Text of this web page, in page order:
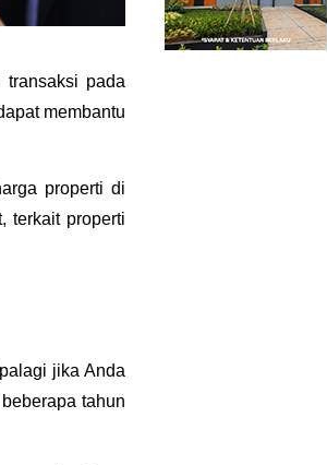
pada
membantu
properti di
terkait properti
jika Anda
tahun